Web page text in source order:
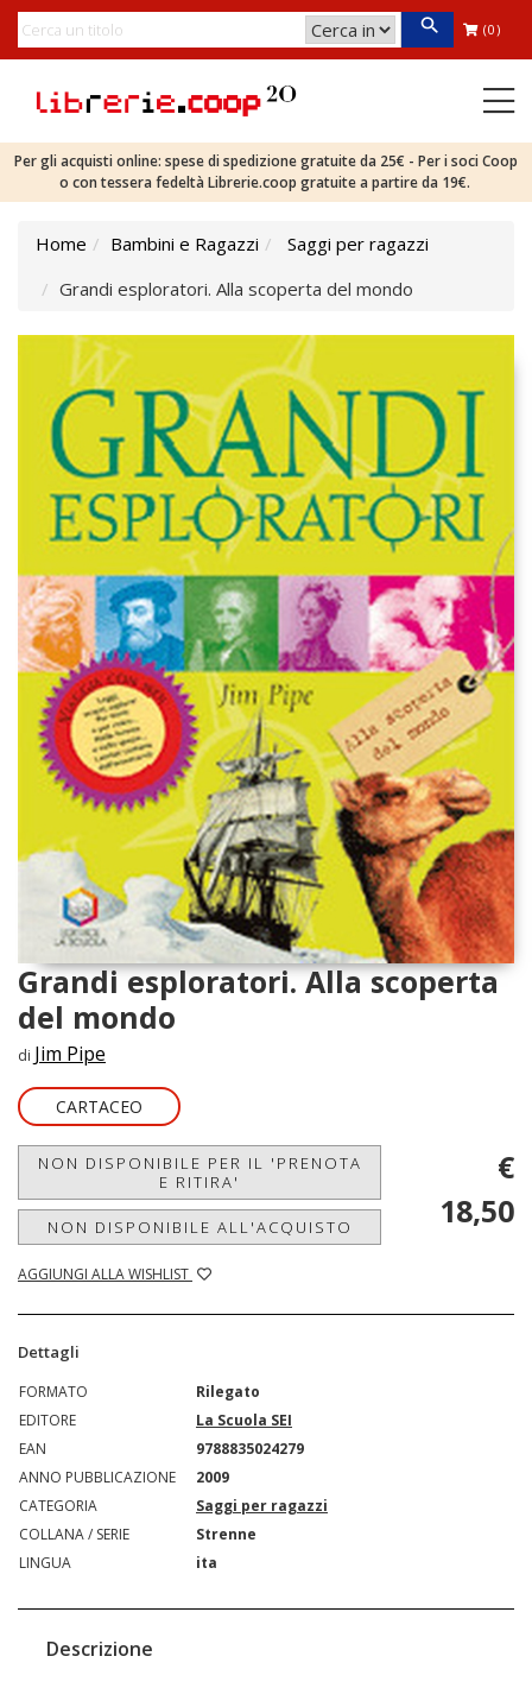
(0)
Per gli acquisti online: spese di spedizione gratuite da 25€ - Per i soci Coop
o con tessera fedeltà Librerie.coop gratuite a partire da 19€.
Home Bambini e Ragazzi
Saggi per ragazzi
Grandi esploratori. Alla scoperta del mondo
Grandi esploratori. Alla scoperta
del mondo
di Jim Pipe
CARTACEO
NON DISPONIBILE PER IL 'PRENOTA
E RITIRA'
NON DISPONIBILE ALL'ACQUISTO
AGGIUNGI ALLA WISHLIST
€
18,50
Dettagli
FORMATO
Rilegato
EDITORE
La Scuola SEI
EAN
9788835024279
ANNO PUBBLICAZIONE
2009
CATEGORIA
Saggi per ragazzi
COLLANA / SERIE
Strenne
LINGUA
ita
Descrizione